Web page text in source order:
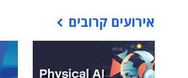
אירועים קרובים